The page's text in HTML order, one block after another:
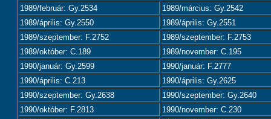
1989/február: Gy.2534
1989/március: Gy.2542
1989/április: Gy.2550
1989/április: Gy.2551
1989/szeptember: F.2752
1989/szeptember: F.2753
1989/október: C.189
1989/november: C.195
1990/január: Gy.2599
1990/január: F.2777
1990/április: C.213
1990/április: Gy.2625
1990/szeptember: Gy.2638
1990/szeptember: Gy.2640
1990/október: F.2813
1990/november: C.230